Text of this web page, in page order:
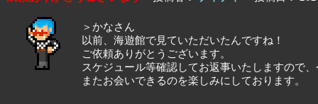
＞かなさん
以前、海遊館で見ていただいたんですね！
ご依頼ありがとうございます。
スケジュール等確認してお返事いたしますので
またお会いできるのを楽しみにしております。